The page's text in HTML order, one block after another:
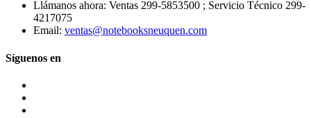
Llámanos ahora: Ventas 299-5853500 ; Servicio Técnico 299-
4217075
Email: ventas@notebooksneuquen.com
Síguenos en